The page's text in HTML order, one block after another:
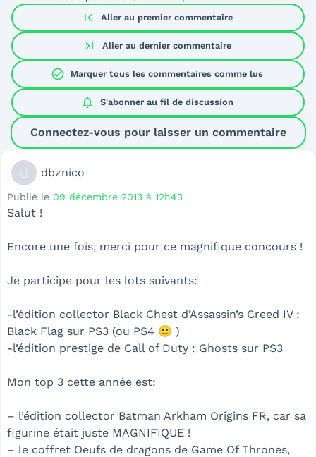
first_page Aller au premier commentaire
last_page Aller au dernier commentaire
check_circle Marquer tous les commentaires comme lus
notifications S'abonner au fil de discussion
Connectez-vous pour laisser un commentaire
dbznico
Publié le 09 décembre 2013 à 12h43
Salut !
Encore une fois, merci pour ce magnifique concours !
Je participe pour les lots suivants:
-l’édition collector Black Chest d’Assassin’s Creed IV :
Black Flag sur PS3 (ou PS4 🙂 )
-l’édition prestige de Call of Duty : Ghosts sur PS3
Mon top 3 cette année est:
– l’édition collector Batman Arkham Origins FR, car sa
figurine était juste MAGNIFIQUE !
– le coffret Oeufs de dragons de Game Of Thrones,